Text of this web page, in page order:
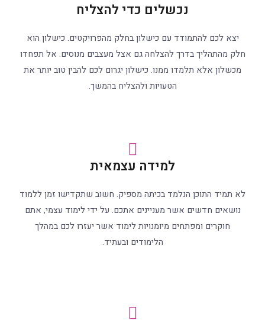
נכשלים כדי להצליח
יצא לכם להתמודד עם כישלון בחלק מהפרויקטים. כישלון הוא
חלק מהתהליך בדרך להצלחה גם אצל מעצבים מנוסים. אל תפחדו
מכשלון אלא תלמדו ממנו. כישלון יגרום לכם להבין טוב יותר את
הטעויות ולהצליח בהמשך.
למידה עצמאית
לא תמיד התוכן הנלמד בכיתה מספיק. חשוב שתקדישו זמן ללמוד
נושאים חדשים אשר מעניינים אתכם. על ידי לימוד עצמי, אתם
חוקרים ומפתחים מיומנויות לימוד אשר יעזרו לכם במהלך
הלימודים ובעתיד.